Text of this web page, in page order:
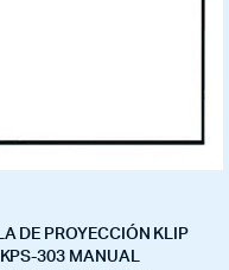
DE PROYECCIÓN KLIP
303 MANUAL